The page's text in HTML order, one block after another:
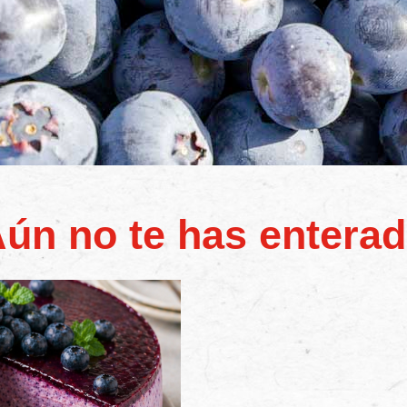
no te has